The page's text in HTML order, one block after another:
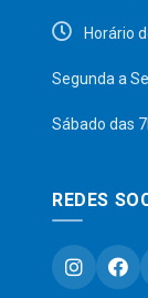
Horário
Segunda a
Sábado das
REDES